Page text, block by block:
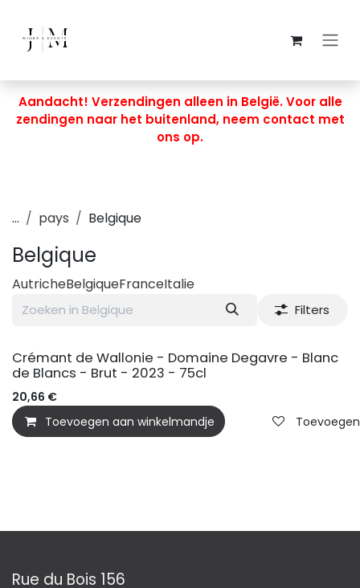
Aandacht! Verzendingen alleen in België. Voor alle
zendingen naar het buitenland, neem contact met
ons op.
... pays Belgique
Belgique
AutricheBelgiqueFranceItalie
Filters
Crémant de Wallonie - Domaine Degavre - Blanc
de Blancs - Brut - 2023 - 75cl
20,66 €
Toevoegen aan winkelmandje
Rue du Bois 156